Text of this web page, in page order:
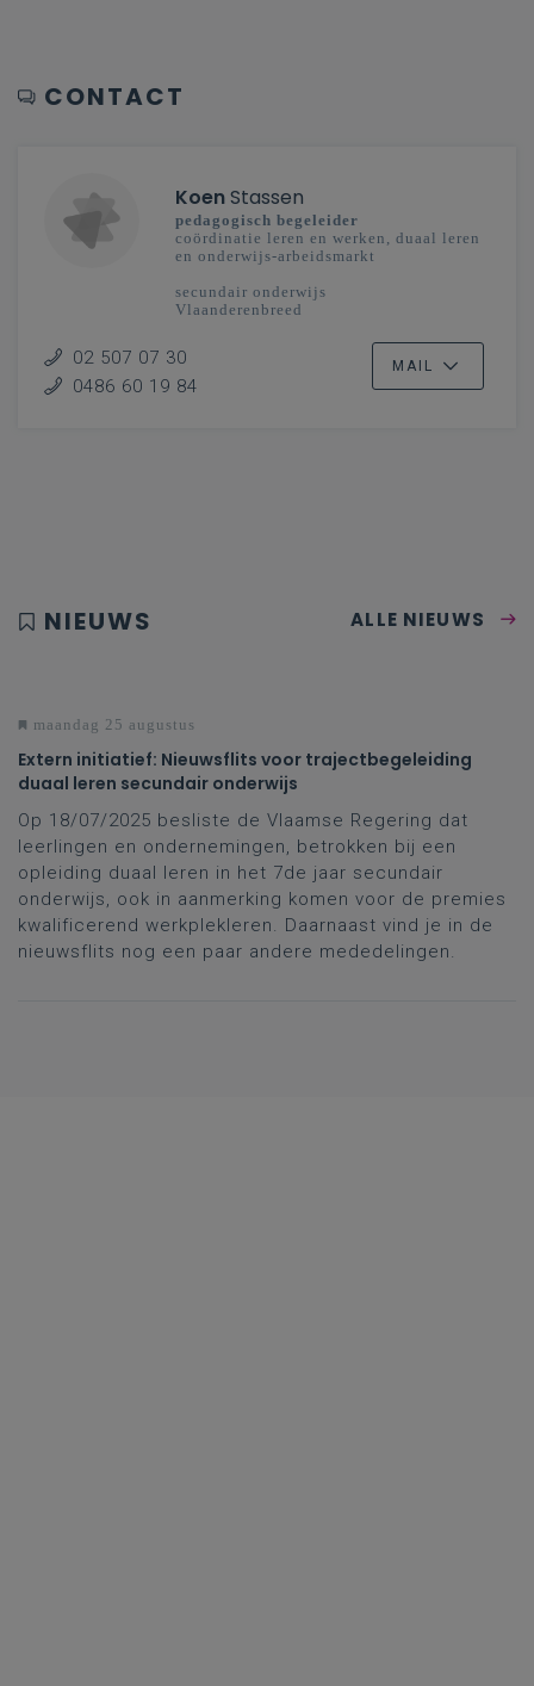
CONTACT
KoenStassen
pedagogisch begeleider
coördinatie leren en werken, duaal leren
en onderwijs-arbeidsmarkt
secundair onderwijs
Vlaanderenbreed
02 507 07 30
0486 60 19 84
MAIL
NIEUWS ALLE NIEUWS
maandag 25 augustus
Extern initiatief: Nieuwsflits voor trajectbegeleiding
duaal leren secundair onderwijs
Op 18/07/2025 besliste de Vlaamse Regering dat
leerlingen en ondernemingen, betrokken bij een
opleiding duaal leren in het 7de jaar secundair
onderwijs, ook in aanmerking komen voor de premies
kwalificerend werkplekleren. Daarnaast vind je in de
nieuwsflits nog een paar andere mededelingen.